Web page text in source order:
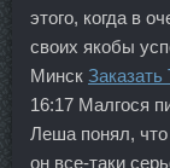
этого, когда в
своих якобы
Минск
16:17 Малгося
Леша понял,
он все-таки